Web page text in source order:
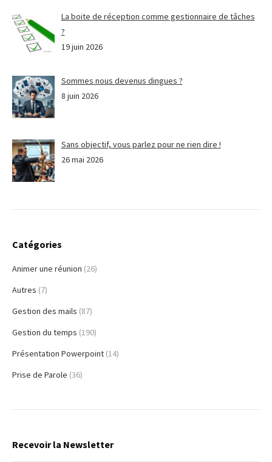
La boite de réception comme gestionnaire de tâches
?
19 juin 2026
Sommes nous devenus dingues ?
8 juin 2026
Sans objectif, vous parlez pour ne rien dire !
26 mai 2026
Catégories
Animer une réunion (26)
Autres (7)
Gestion des mails (87)
Gestion du temps (190)
Présentation Powerpoint (14)
Prise de Parole (36)
Recevoir la Newsletter